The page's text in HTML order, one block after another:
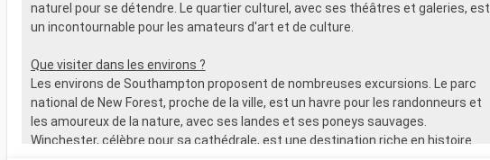
naturel pour se détendre. Le quartier culturel, avec ses théâtres et galeries, est
un incontournable pour les amateurs d'art et de culture.
Que visiter dans les environs ?
Les environs de Southampton proposent de nombreuses excursions. Le parc
national de New Forest, proche de la ville, est un havre pour les randonneurs et
les amoureux de la nature, avec ses landes et ses poneys sauvages.
Winchester, célèbre pour sa cathédrale, est une destination riche en histoire.